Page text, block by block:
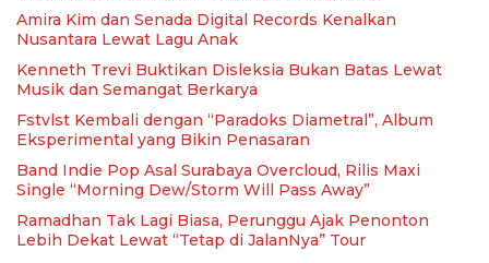
Amira Kim dan Senada Digital Records Kenalkan
Nusantara Lewat Lagu Anak
Kenneth Trevi Buktikan Disleksia Bukan Batas Lewat
Musik dan Semangat Berkarya
Fstvlst Kembali dengan “Paradoks Diametral”, Album
Eksperimental yang Bikin Penasaran
Band Indie Pop Asal Surabaya Overcloud, Rilis Maxi
Single “Morning Dew/Storm Will Pass Away”
Ramadhan Tak Lagi Biasa, Perunggu Ajak Penonton
Lebih Dekat Lewat “Tetap di JalanNya” Tour